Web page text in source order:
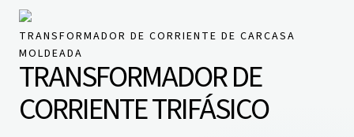
Detalles técnicos
Descargas
TRANSFORMADOR DE CORRIENTE DE CARCASA
MOLDEADA
TRANSFORMADOR DE
CORRIENTE TRIFÁSICO